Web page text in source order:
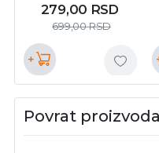
279,00 RSD
699,00RSD
+
Povrat proizvoda